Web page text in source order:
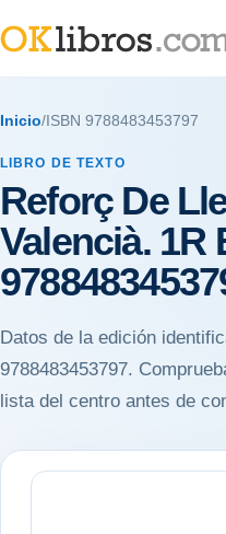
Inicio/ ISBN 9788483453797
LIBRO DE TEXTO
Reforç De
Valencià. 1R
Datos de la edición
9788483453797.
lista del centro antes de